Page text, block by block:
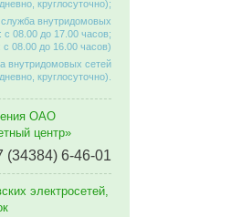
круглосуточно);
внутридомовых
с 08.00 до 17.00 часов;
с 08.00 до 16.00 часов)
внутридомовых сетей
круглосуточно).
ОАО
центр»
(34384) 6-46-01
электросетей,